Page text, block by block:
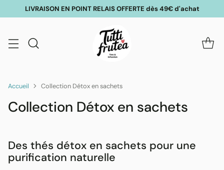
LIVRAISON EN POINT RELAIS OFFERTE dès 49€ d'achat
Accueil Collection Détox en sachets
Collection Détox en sachets
Des thés détox en sachets pour une
purification naturelle